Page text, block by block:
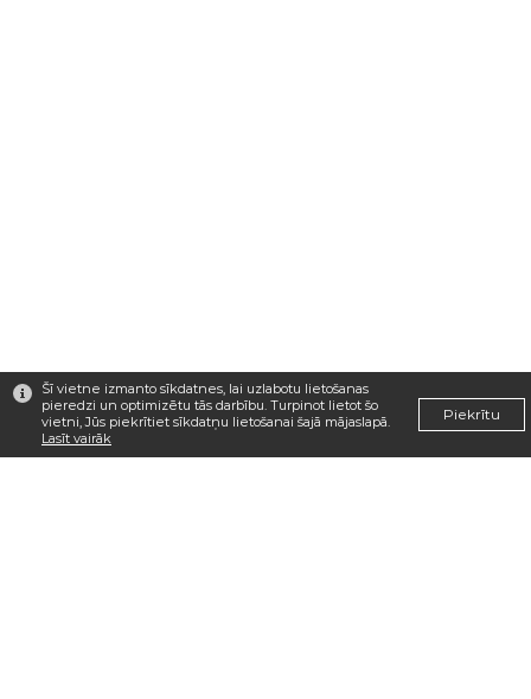
Šī vietne izmanto sīkdatnes, lai uzlabotu lietošanas
pieredzi un optimizētu tās darbību. Turpinot lietot šo
vietni, Jūs piekrītiet sīkdatņu lietošanai šajā mājaslapā.
Lasīt vairāk
Piekrītu